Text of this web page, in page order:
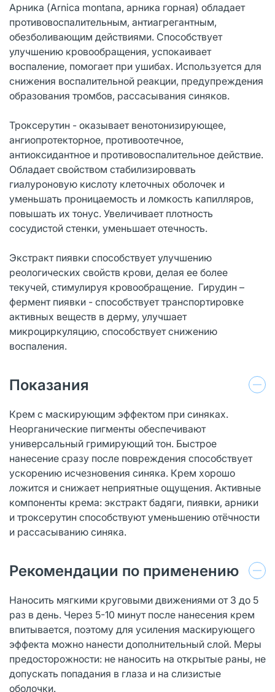
Арника (Arnica montana, арника горная) обладает
противовоспалительным, антиагрегантным,
обезболивающим действиями. Способствует
улучшению кровообращения, успокаивает
воспаление, помогает при ушибах. Используется для
снижения воспалительной реакции, предупреждения
образования тромбов, рассасывания синяков.
Троксерутин - оказывает венотонизирующее,
ангиопротекторное, противоотечное,
антиоксидантное и противовоспалительное действие.
Обладает свойством стабилизироввать
гиалуроновую кислоту клеточных оболочек и
уменьшать проницаемость и ломкость капилляров,
повышать их тонус. Увеличивает плотность
сосудистой стенки, уменьшает отечность.
Экстракт пиявки способствует улучшению
реологических свойств крови, делая ее более
текучей, стимулируя кровообращение. Гирудин –
фермент пиявки - способствует транспортировке
активных веществ в дерму, улучшает
микроциркуляцию, способствует снижению
воспаления.
Показания
Крем с маскирующим эффектом при синяках.
Неорганические пигменты обеспечивают
универсальный гримирующий тон. Быстрое
нанесение сразу после повреждения способствует
ускорению исчезновения синяка. Крем хорошо
ложится и снижает неприятные ощущения. Активные
компоненты крема: экстракт бадяги, пиявки, арники
и троксерутин способствуют уменьшению отёчности
и рассасыванию синяка.
Рекомендации по применению
Наносить мягкими круговыми движениями от 3 до 5
раз в день. Через 5-10 минут после нанесения крем
впитывается, поэтому для усиления маскирующего
эффекта можно нанести дополнительный слой. Меры
предосторожности: не наносить на открытые раны, не
допускать попадания в глаза и на слизистые
оболочки.